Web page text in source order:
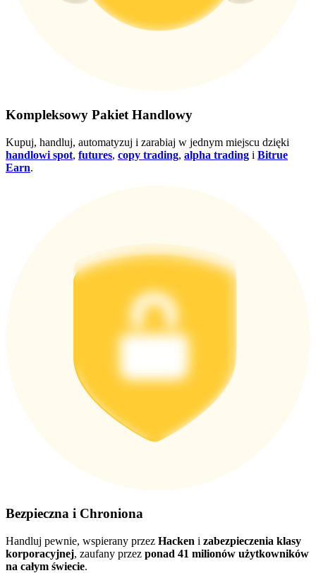
aplikację Bitrue
Kompleksowy Pakiet Handlowy
Kupuj, handluj, automatyzuj i zarabiaj w jednym miejscu dzięki
handlowi spot, futures, copy trading, alpha trading i Bitrue
Earn.
Bezpieczna i Chroniona
Handluj pewnie, wspierany przez Hacken i zabezpieczenia klasy
korporacyjnej, zaufany przez ponad 41 milionów użytkowników
na całym świecie.